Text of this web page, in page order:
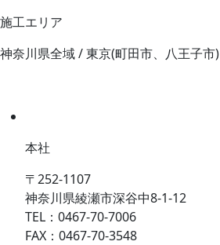
施工エリア
神奈川県全域 / 東京(町田市、八王子市)
本社
〒252-1107
神奈川県綾瀬市深谷中8-1-12
TEL：0467-70-7006
FAX：0467-70-3548